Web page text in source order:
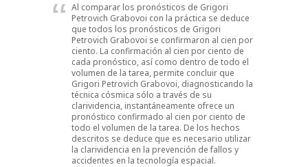
Al comparar los pronósticos de Grigori
Petrovich Grabovoi con la práctica se deduce
que todos los pronósticos de Grigori
Petrovich Grabovoi se confirmaron al cien por
ciento. La confirmación al cien por ciento de
cada pronóstico, así como dentro de todo el
volumen de la tarea, permite concluir que
Grigori Petrovich Grabovoi, diagnosticando la
técnica cósmica sólo a través de su
clarividencia, instantáneamente ofrece un
pronóstico confirmado al cien por ciento de
todo el volumen de la tarea. De los hechos
descritos se deduce que es necesario utilizar
la clarividencia en la prevención de fallos y
accidentes en la tecnología espacial.